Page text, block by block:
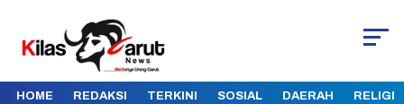
HOME REDAKSI TERKINI SOSIAL DAERAH RELIGI